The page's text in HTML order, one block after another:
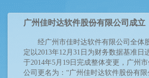
广州佳时达软件股份有限公司成立
经广州市佳时达软件有限公司全体
定以2013年12月31日为财务数据基准日
于2014年5月19日完成整体变更，广州
公司更名为：“广州佳时达软件股份有限